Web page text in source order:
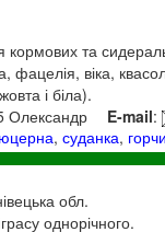
кормових та
фацелія, віка,
і біла).
Олександр E-mail:
,суданка,
обл.
однорічного.